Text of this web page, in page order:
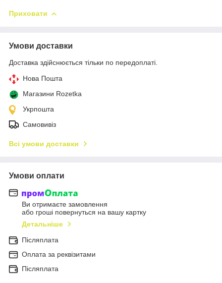
Приховати
Умови доставки
Доставка здійснюється тільки по передоплаті.
Нова Пошта
Магазини Rozetka
Укрпошта
Самовивіз
Всі умови доставки
Умови оплати
Ви отримаєте замовлення
або гроші повернуться на вашу картку
Детальніше
Післяплата
Оплата за реквізитами
Післяплата